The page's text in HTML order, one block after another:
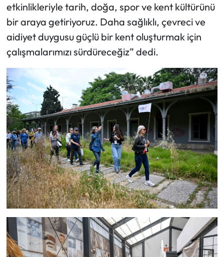
etkinlikleriyle tarih, doğa, spor ve kent kültürünü
bir araya getiriyoruz. Daha sağlıklı, çevreci ve
aidiyet duygusu güçlü bir kent oluşturmak için
çalışmalarımızı sürdüreceğiz” dedi.